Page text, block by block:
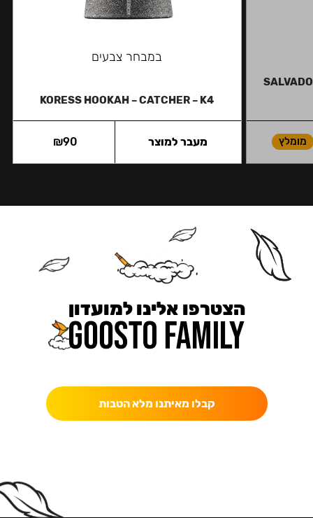
מומלץ
במבחר צבעים
KORESS HOOKAH – CATCHER – K4
₪90 מעבר למוצר
הצטרפו אלינו למועדון
קבלו מאיתנו מלא הטבות